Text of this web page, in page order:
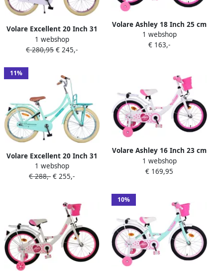
Volare Excellent 20 Inch 31
5 cm Meisjes Terugtraprem
Wit
1 webshop
€ 280,95 € 245,-
Volare Ashley 18 Inch 25 cm
Meisjes Terugtraprem
Lichtroze Wit
1 webshop
€ 163,-
11%
Volare Excellent 20 Inch 31
5 cm Meisjes Terugtraprem
Mintgroen
1 webshop
€ 288,- € 255,-
Volare Ashley 16 Inch 23 cm
Meisjes Terugtraprem Wit
Roze
1 webshop
€ 169,95
10%